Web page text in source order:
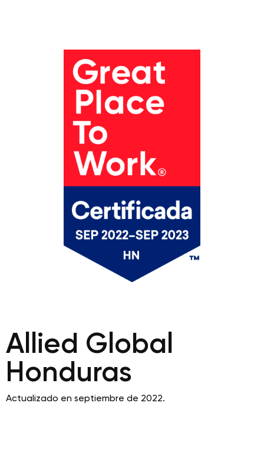
Allied Global
Honduras
Actualizado en septiembre de 2022.